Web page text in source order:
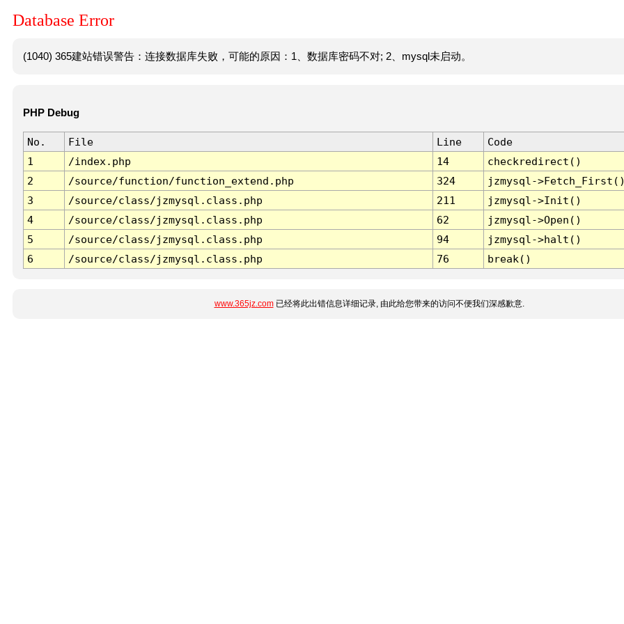
Database Error
(1040) 365建站错误警告：连接数据库失败，可能的原因：1、数据库密码不对; 2、mysql未启动。
PHP Debug
No. File Line
Code
1
/index.php 14
checkredirect()
2
/source/function/function_extend.php 324
jzmysql-
3
/source/class/jzmysql.class.php 211
jzmysql->Init()
4
/source/class/jzmysql.class.php 62
jzmysql->Open()
5
/source/class/jzmysql.class.php 94
jzmysql->halt()
6
/source/class/jzmysql.class.php 76 break()
www.365jz.com已经将此出错信息详细记录, 由此给您带来的访问不便我们深感歉意.